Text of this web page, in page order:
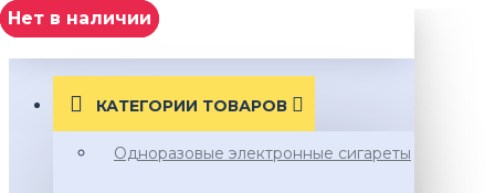
МЕНЮ
КАТЕГОРИИ ТОВАРОВ
Одноразовые электронные сигареты
Нет в наличии
нет в наличии
нет в наличии
Нет в наличии